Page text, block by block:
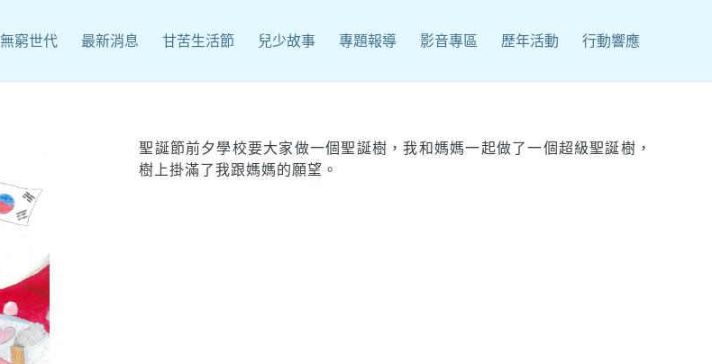
無窮世代 最新消息 甘苦生活節 兒少故事 專題報導 影音專區 歷年活動 行動響應
聖誕節前夕學校要大家做一個聖誕樹，我和媽媽一起做了一個超級聖誕樹，
樹上掛滿了我跟媽媽的願望。